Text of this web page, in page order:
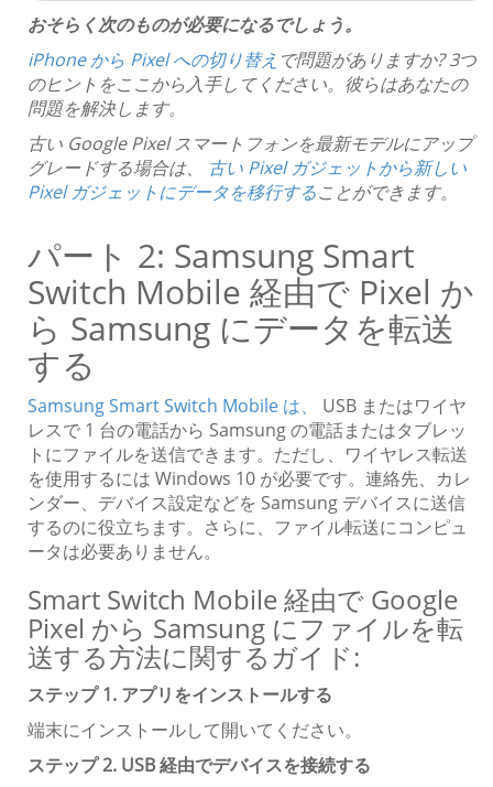
おそらく次のものが必要になるでしょう。
iPhone から Pixel への切り替え で問題がありますか? 3つ
のヒントをここから入手してください。彼らはあなたの
問題を解決します。
古い Google Pixel スマートフォンを最新モデルにアップ
グレードする場合は、 古い Pixel ガジェットから新しい
Pixel ガジェットにデータを移行することができます。
パート 2: Samsung Smart
Switch Mobile 経由で Pixel か
ら Samsung にデータを転送
する
Samsung Smart Switch Mobile は、
USB またはワイヤ
レスで 1 台の電話から Samsung の電話またはタブレッ
トにファイルを送信できます。ただし、ワイヤレス転送
を使用するには Windows 10 が必要です。連絡先、カレ
ンダー、デバイス設定などを Samsung デバイスに送信
するのに役立ちます。さらに、ファイル転送にコンピュ
ータは必要ありません。
Smart Switch Mobile 経由で Google
Pixel から Samsung にファイルを転
送する方法に関するガイド:
ステップ 1. アプリをインストールする
端末にインストールして開いてください。
ステップ 2. USB 経由でデバイスを接続する